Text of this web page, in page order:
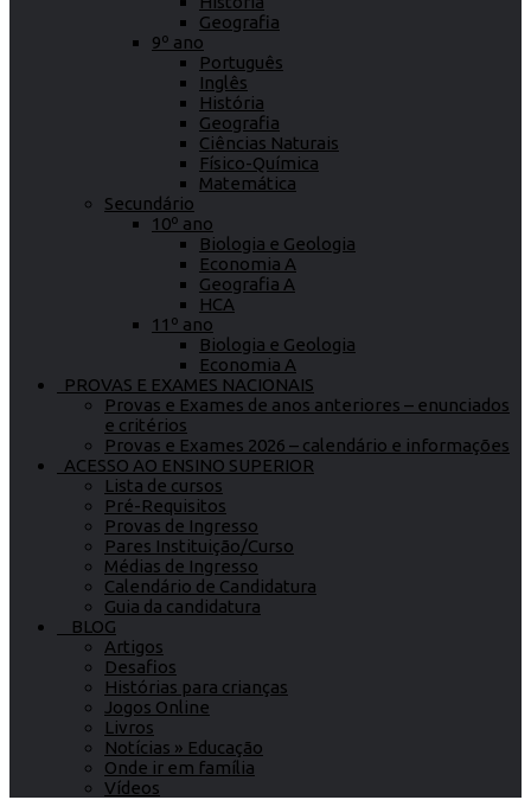
Geografia
9º ano
Português
Inglês
História
Geografia
Ciências Naturais
Físico-Química
Matemática
Secundário
10º ano
Biologia e Geologia
Economia A
Geografia A
HCA
11º ano
Biologia e Geologia
Economia A
PROVAS E EXAMES NACIONAIS
Provas e Exames de anos anteriores – enunciados
e critérios
Provas e Exames 2026 – calendário e informações
ACESSO AO ENSINO SUPERIOR
Lista de cursos
Pré-Requisitos
Provas de Ingresso
Pares Instituição/Curso
Médias de Ingresso
Calendário de Candidatura
Guia da candidatura
BLOG
Artigos
Desafios
Histórias para crianças
Jogos Online
Livros
Notícias » Educação
Onde ir em família
Vídeos